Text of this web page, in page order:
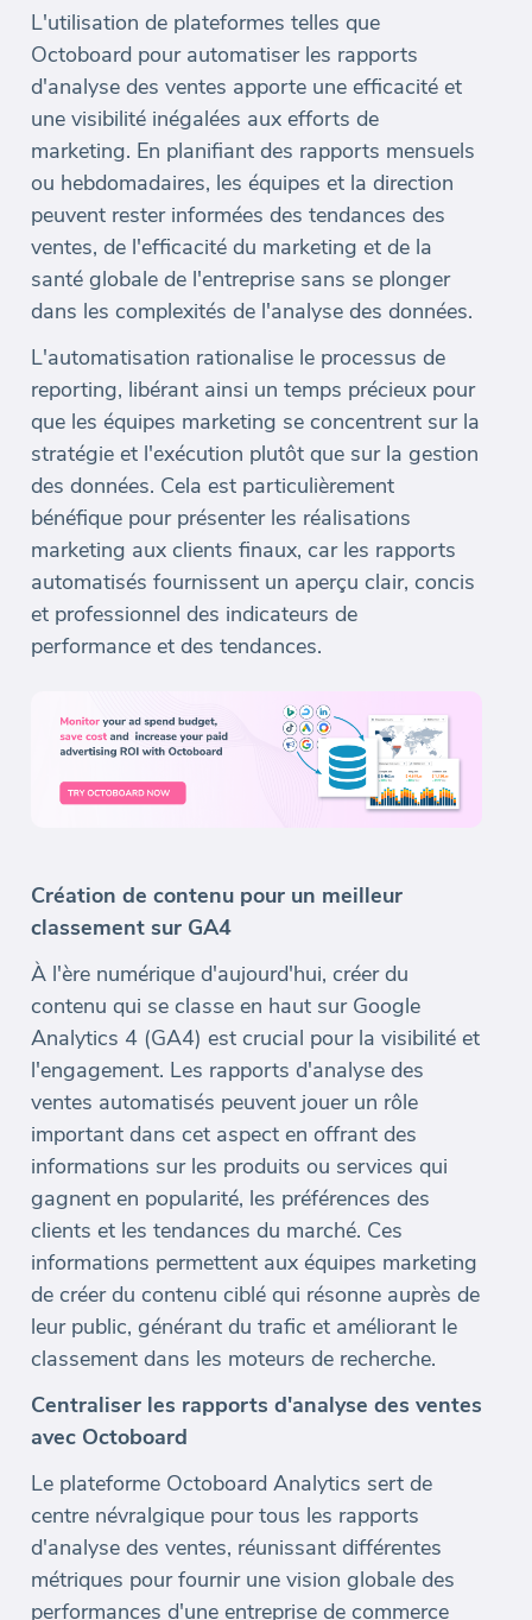
L'utilisation de plateformes telles que
Octoboard pour automatiser les rapports
d'analyse des ventes apporte une efficacité et
une visibilité inégalées aux efforts de
marketing. En planifiant des rapports mensuels
ou hebdomadaires, les équipes et la direction
peuvent rester informées des tendances des
ventes, de l'efficacité du marketing et de la
santé globale de l'entreprise sans se plonger
dans les complexités de l'analyse des données.
L'automatisation rationalise le processus de
reporting, libérant ainsi un temps précieux pour
que les équipes marketing se concentrent sur la
stratégie et l'exécution plutôt que sur la gestion
des données. Cela est particulièrement
bénéfique pour présenter les réalisations
marketing aux clients finaux, car les rapports
automatisés fournissent un aperçu clair, concis
et professionnel des indicateurs de
performance et des tendances.
Création de contenu pour un meilleur
classement sur GA4
À l'ère numérique d'aujourd'hui, créer du
contenu qui se classe en haut sur Google
Analytics 4 (GA4) est crucial pour la visibilité et
l'engagement. Les rapports d'analyse des
ventes automatisés peuvent jouer un rôle
important dans cet aspect en offrant des
informations sur les produits ou services qui
gagnent en popularité, les préférences des
clients et les tendances du marché. Ces
informations permettent aux équipes marketing
de créer du contenu ciblé qui résonne auprès de
leur public, générant du trafic et améliorant le
classement dans les moteurs de recherche.
Centraliser les rapports d'analyse des ventes
avec Octoboard
Le plateforme Octoboard Analytics sert de
centre névralgique pour tous les rapports
d'analyse des ventes, réunissant différentes
métriques pour fournir une vision globale des
performances d'une entreprise de commerce